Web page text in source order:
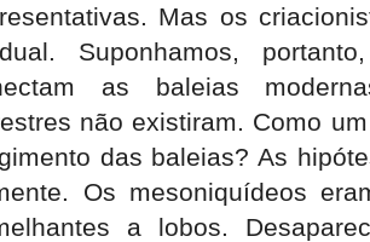
Mas os
Suponhamos,
as baleias
não existiram. Como
das baleias? As
Os mesoniquídeos
a lobos.